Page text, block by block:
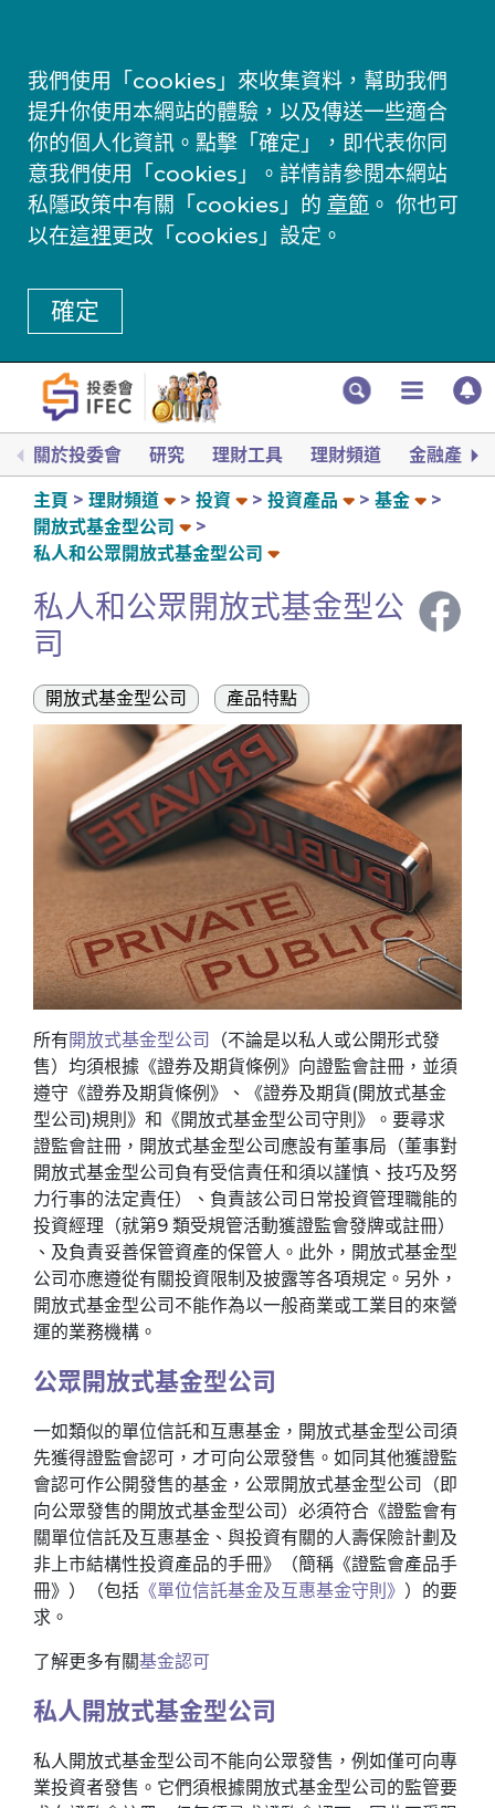
我們使用「cookies」來收集資料，幫助我們
提升你使用本網站的體驗，以及傳送一些適合
你的個人化資訊。點擊「確定」，即代表你同
意我們使用「cookies」。詳情請參閱本網站
私隱政策中有關「cookies」的 章節 。 你也可
以在這裡更改「cookies」設定。
確定
關於投委會 研究 理財工具 理財頻道 金融產品
主頁 理財頻道 投資 投資產品
基金
開放式基金型公司
私人和公眾開放式基金型公司
私人和公眾開放式基金型公
司
開放式基金型公司 產品特點
所有開放式基金型公司
（不論是以私人或公開形式發
售）均須根據《證券及期貨條例》向證監會註冊，並須
遵守《證券及期貨條例》、《證券及期貨(開放式基金
型公司)規則》和《開放式基金型公司守則》。要尋求
證監會註冊，開放式基金型公司應設有董事局（董事對
開放式基金型公司負有受信責任和須以謹慎、技巧及努
力行事的法定責任）、負責該公司日常投資管理職能的
投資經理（就第9 類受規管活動獲證監會發牌或註冊）
、及負責妥善保管資產的保管人。此外，開放式基金型
公司亦應遵從有關投資限制及披露等各項規定。另外，
開放式基金型公司不能作為以一般商業或工業目的來營
運的業務機構。
公眾開放式基金型公司
一如類似的單位信託和互惠基金，開放式基金型公司須
先獲得證監會認可，才可向公眾發售。如同其他獲證監
會認可作公開發售的基金，公眾開放式基金型公司（即
向公眾發售的開放式基金型公司）必須符合《證監會有
關單位信託及互惠基金、與投資有關的人壽保險計劃及
非上市結構性投資產品的手冊》（簡稱《證監會產品手
冊》）（包括 《單位信託基金及互惠基金守則》 ）的要
求。
了解更多有關基金認可
私人開放式基金型公司
私人開放式基金型公司不能向公眾發售，例如僅可向專
業投資者發售。它們須根據開放式基金型公司的監管要